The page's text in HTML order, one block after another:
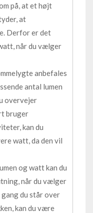
på, at et højt
at
Derfor er det
når du vælger
anbefales
antal lumen
overvejer
bruger
kan du
watt, da den vil
og watt kan du
når du vælger
du står over
kan du være